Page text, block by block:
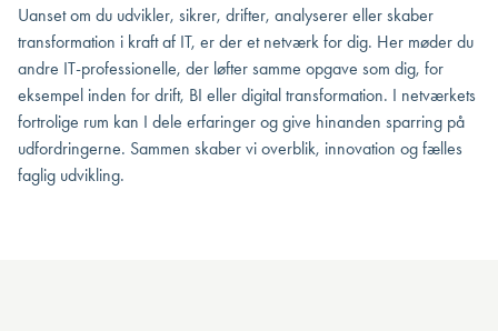
Uanset om du udvikler, sikrer, drifter, analyserer eller skaber
transformation i kraft af IT, er der et netværk for dig. Her møder du
andre IT-professionelle, der løfter samme opgave som dig, for
eksempel inden for drift, BI eller digital transformation. I netværkets
fortrolige rum kan I dele erfaringer og give hinanden sparring på
udfordringerne. Sammen skaber vi overblik, innovation og fælles
faglig udvikling.